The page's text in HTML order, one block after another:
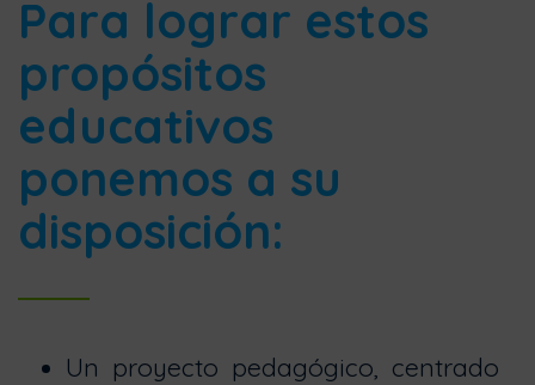
Para lograr estos
propósitos
educativos
ponemos a su
disposición:
Un proyecto pedagógico, centrado